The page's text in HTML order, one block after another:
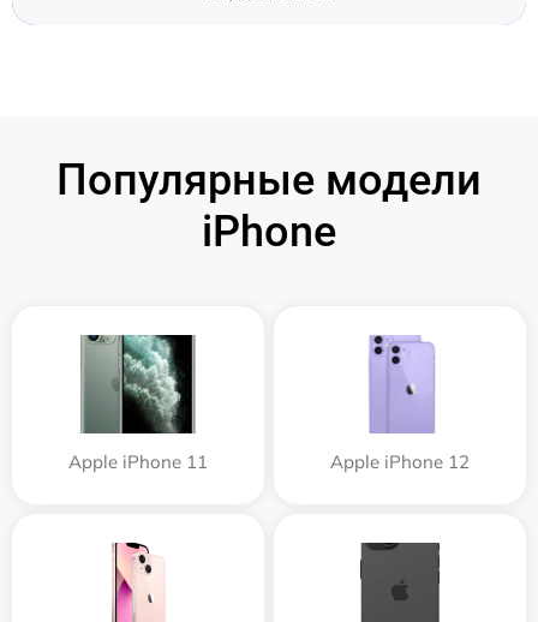
Популярные модели
iPhone
Apple iPhone 11 Apple iPhone 12